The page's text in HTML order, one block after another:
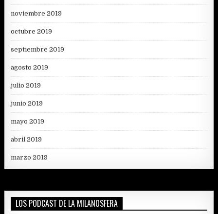
noviembre 2019
octubre 2019
septiembre 2019
agosto 2019
julio 2019
junio 2019
mayo 2019
abril 2019
marzo 2019
LOS PODCAST DE LA MILANOSFERA